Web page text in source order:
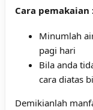
Cara pemakaian
Minumlah
pagi hari
Bila anda
cara diatas
Demikianlah